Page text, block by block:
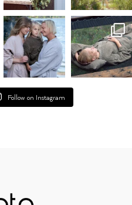
Follow on Instagram